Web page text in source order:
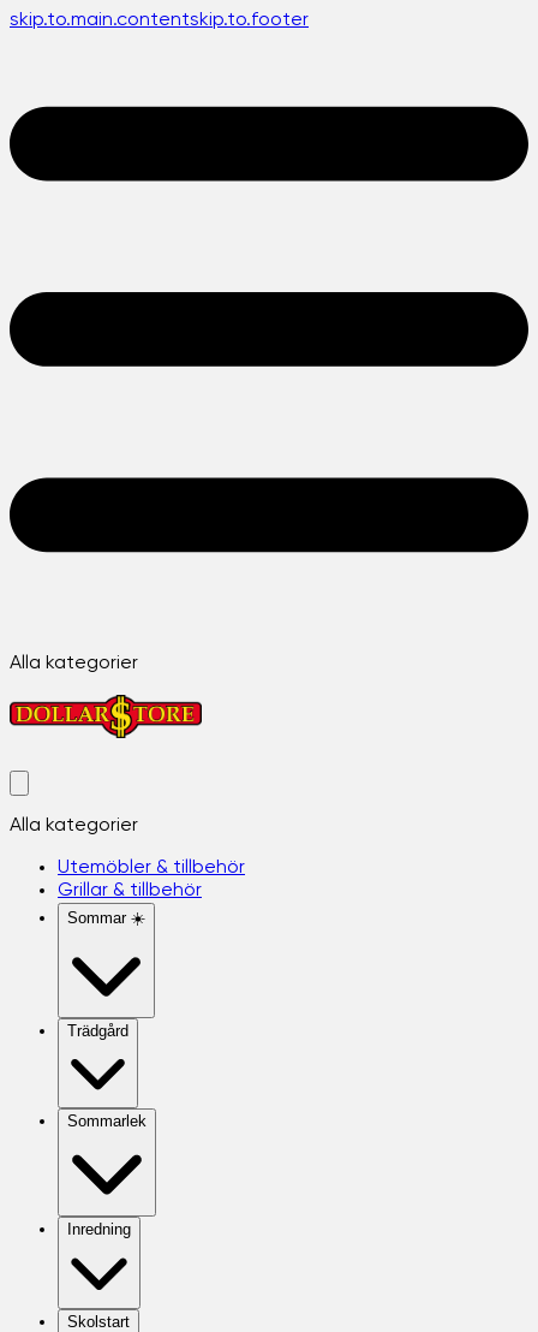
skip.to.main.contentskip.to.footer
Alla kategorier
Alla kategorier
Utemöbler & tillbehör
Grillar & tillbehör
Sommar ☀️
Trädgård
Sommarlek
Inredning
Skolstart